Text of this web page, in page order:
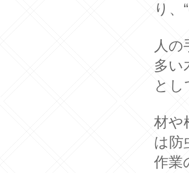
り
人
多い
と
材や
は防
作業